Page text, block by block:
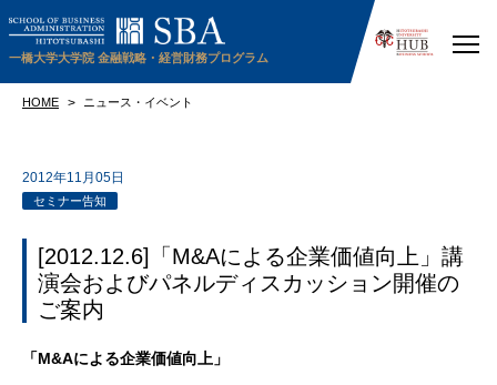
一橋大学大学院 金融戦略・経営財務プログラム
HOME ニュース・イベント
2012年11月05日
セミナー告知
[2012.12.6]「M&Aによる企業価値向上」講
演会およびパネルディスカッション開催の
ご案内
「M&Aによる企業価値向上」